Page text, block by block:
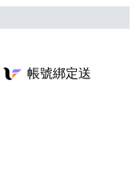
帳號綁定送